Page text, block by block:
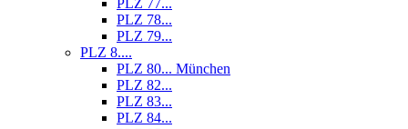
PLZ 77...
PLZ 78...
PLZ 79...
PLZ 8....
PLZ 80... München
PLZ 82...
PLZ 83...
PLZ 84...